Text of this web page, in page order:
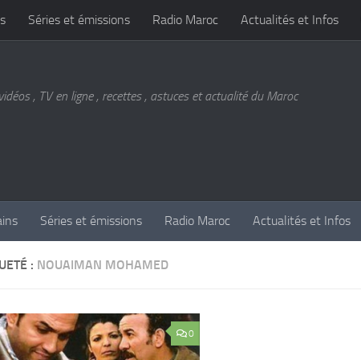
Séries et émissions Radio Maroc Actualités et Infos
, TV en ligne , recettes , astuces et actualité du Maroc
Séries et émissions Radio Maroc Actualités et Infos
: NOUAIMAN MOHAMED
0